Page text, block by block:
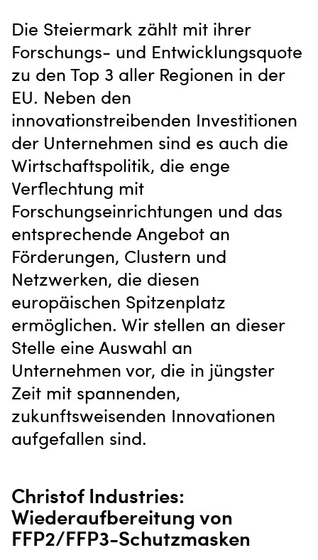
Die Steiermark zählt mit ihrer
Forschungs- und Entwicklungsquote
zu den Top 3 aller Regionen in der
EU. Neben den
innovationstreibenden Investitionen
der Unternehmen sind es auch die
Wirtschaftspolitik, die enge
Verflechtung mit
Forschungseinrichtungen und das
entsprechende Angebot an
Förderungen, Clustern und
Netzwerken, die diesen
europäischen Spitzenplatz
ermöglichen. Wir stellen an dieser
Stelle eine Auswahl an
Unternehmen vor, die in jüngster
Zeit mit spannenden,
zukunftsweisenden Innovationen
aufgefallen sind.
Christof Industries:
Wiederaufbereitung von
FFP2/FFP3-Schutzmasken